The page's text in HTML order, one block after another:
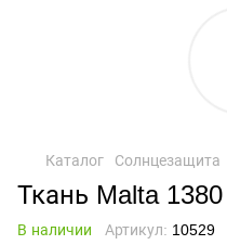
Каталог Солнцезащита
Ткань Malta 1380
В наличии Артикул: 10529